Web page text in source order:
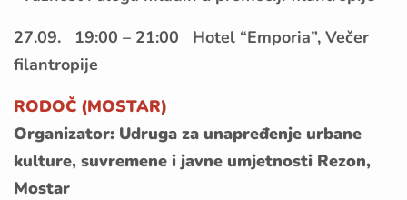
27.09. 19:00 – 21:00 Hotel “Emporia”, Večer
filantropije
RODOČ (MOSTAR)
Organizator: Udruga za unapređenje urbane
kulture, suvremene i javne umjetnosti Rezon,
Mostar